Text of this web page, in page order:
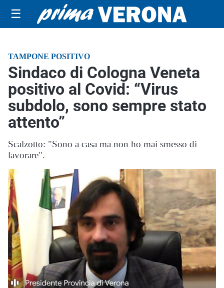
☰
TAMPONE POSITIVO
Sindaco di Cologna Veneta
positivo al Covid: “Virus
subdolo, sono sempre stato
attento”
Scalzotto: "Sono a casa ma non ho mai smesso di
lavorare".